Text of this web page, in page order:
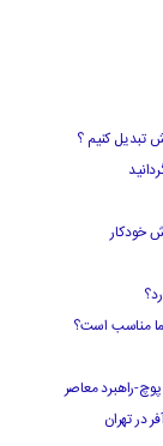
تبدیل کنیم ؟
خودکار
مناسب است؟
راهبرد معاصر
در تهران